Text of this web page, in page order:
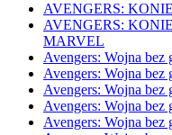
AVENGERS:
AVENGERS:
MARVEL
Avengers: Wojna
Avengers: Wojna
Avengers: Wojna bez
Avengers: Wojna
Avengers: Wojna